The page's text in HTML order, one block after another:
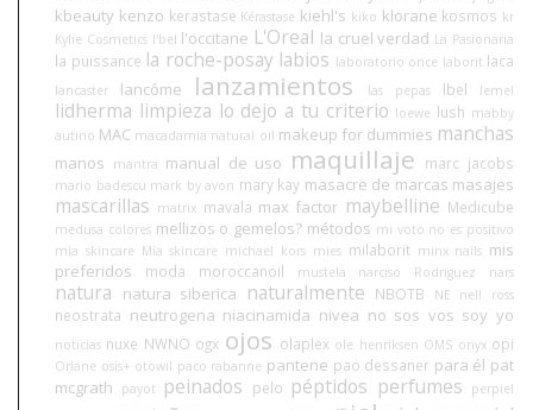
kbeauty kenzo kerastase Kérastase kiehl's kiko klorane kosmos kr
Kylie Cosmetics l'bel l'occitane L'Oreal la cruel verdad La Pasionaria
la puissance la roche-posay labios laboratorio once laborit laca
lancaster lancôme lanzamientos las pepas lbel lemel
lidherma limpieza lo dejo a tu criterio loewe lush mabby
autino MAC macadamia natural oil makeup for dummies manchas
manos mantra manual de uso maquillaje marc jacobs
mario badescu mark by avon mary kay masacre de marcas masajes
mascarillas matrix mavala max factor maybelline Medicube
medusa colores mellizos o gemelos? métodos mi voto no es positivo
mia skincare Mía skincare michael kors mies milaborit minx nails mis
preferidos
moda moroccanoil mustela narciso Rodriguez nars
natura natura siberica naturalmente NBOTB NE nell ross
neostrata neutrogena niacinamida nivea no sos vos soy yo
noticias nuxe NWNO ogx ojos olaplex ole henriksen OMS onyx opi
Orlane osis+ otowil paco rabanne pantene pao dessaner para él pat
mcgrath
payot peinados pelo péptidos perfumes
perpiel